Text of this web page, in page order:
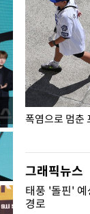
긴 폭염으로 멈춘
그래픽뉴스
태풍 '돌핀' 예
경로